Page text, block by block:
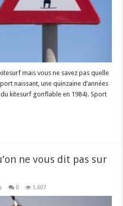
mais vous ne savez pas quelle
naissant, une quinzaine d’années
kitesurf gonflable en 1984). Sport
ne vous dit pas sur
0 1,607